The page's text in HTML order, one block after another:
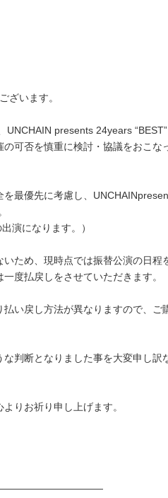
ざいます。
presents 24years
可否を慎重に検討・協議をおこな
最優先に考慮し、
演になります。）
ため、現時点では振替公演の日程
度払戻しをさせていただきます。
い戻し方法が異なりますので、ご
判断となりました事を大変申し訳
りお祈り申し上げます。